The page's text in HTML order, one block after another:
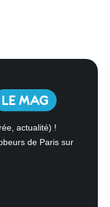
actualité) !
de Paris sur